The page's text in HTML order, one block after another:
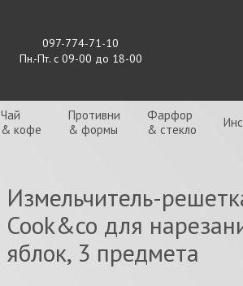
097-774-71-10
Пн.-Пт. с 09-00 до 18-00
Чай
& кофе
Противни
& формы
Фарфор
& стекло
Измельчитель-
Сооk&co для
яблок, 3 предмета